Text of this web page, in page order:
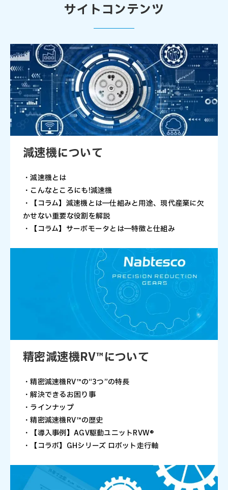
サイトコンテンツ
減速機について
・減速機とは
・こんなところにも!減速機
・【コラム】減速機とは―仕組みと用途、現代産業に欠
かせない重要な役割を解説
・【コラム】サーボモータとは―特徴と仕組み
精密減速機RV™について
・精密減速機RV™の“3つ”の特長
・解決できるお困り事
・ラインナップ
・精密減速機RV™の歴史
・【導入事例】AGV駆動ユニットRVW®
・【コラボ】GHシリーズ ロボット走行軸